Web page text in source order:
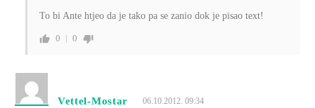
To bi Ante htjeo da je tako pa se zanio dok je pisao text!
0 0
Vettel-Mostar 06.10.2012. 09:34